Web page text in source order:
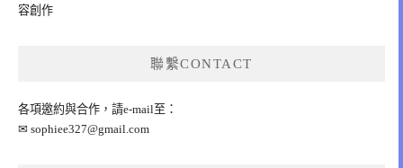
容創作
聯繫CONTACT
各項邀約與合作，請e-mail至：
✉ sophiee327@gmail.com